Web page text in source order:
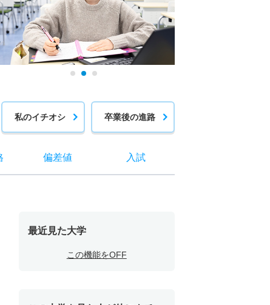
私のイチオシ 卒業後の進路
偏差値 入試
最近見た大学
この機能をOFF